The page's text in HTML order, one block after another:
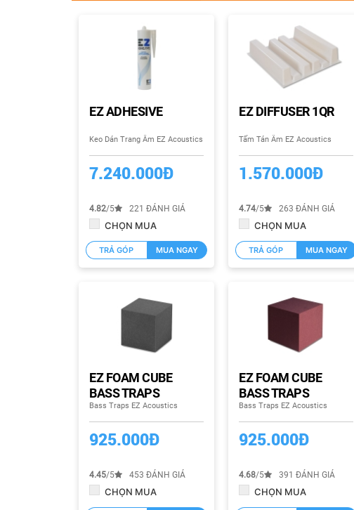
EZ ADHESIVE
Keo Dán Trang Âm EZ Acoustics
7.240.000Đ
4.82/5 221 ĐÁNH GIÁ
CHỌN MUA
TRẢ GÓP MUA NGAY
EZ DIFFUSER 1QR
Tấm Tán Âm EZ Acoustics
1.570.000Đ
4.74/5 263 ĐÁNH GIÁ
CHỌN MUA
TRẢ GÓP MUA NGAY
EZ FOAM CUBE
BASS TRAPS
Bass Traps EZ Acoustics
925.000Đ
4.45/5 453 ĐÁNH GIÁ
CHỌN MUA
EZ FOAM CUBE
BASS TRAPS
Bass Traps EZ Acoustics
925.000Đ
4.68/5 391 ĐÁNH GIÁ
CHỌN MUA